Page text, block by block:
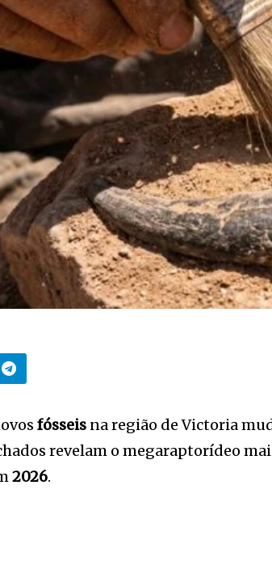
fósseis na região de Victoria
revelam o megaraptorídeo
2026.